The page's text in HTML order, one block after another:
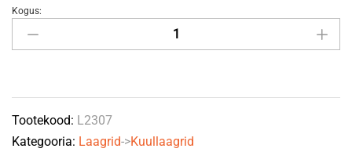
Laager
N307
quantity
Kogus:
Tootekood: L2307
Kategooria: Laagrid->Kuullaagrid